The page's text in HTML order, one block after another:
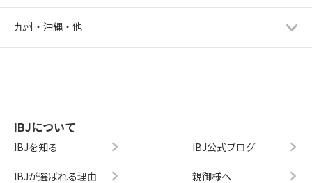
九州・沖縄・他
IBJについて
IBJを知る
IBJが選ばれる理由
IBJ公式ブログ
親御様へ